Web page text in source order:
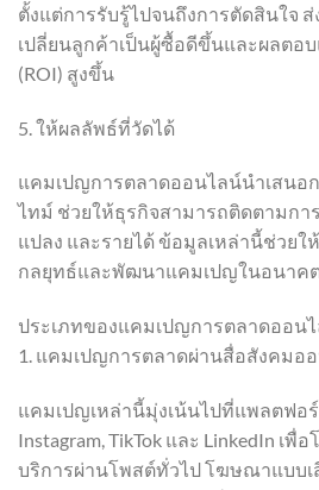
ตั้งแต่การรับรู้ไปจนถึงการตัดสินใจ
เปลี่ยนลูกค้าเป็นผู้ซื้อดีขึ้นและผลตอ
(ROI) สูงขึ้น
5. ให้ผลลัพธ์ที่วัดได้
แคมเปญการตลาดออนไลน์นำเสนอก
ไทม์ ช่วยให้ธุรกิจสามารถติดตามกา
แปลง และรายได้ ข้อมูลเหล่านี้ช่วยใ
กลยุทธ์และพัฒนาแคมเปญในอนาค
ประเภทของแคมเปญการตลาดออน
1. แคมเปญการตลาดผ่านสื่อสังคมอ
แคมเปญเหล่านี้มุ่งเน้นไปที่แพลตฟอร์
Instagram, TikTok และ LinkedIn เ
บริการผ่านโพสต์ทั่วไป โฆษณาแบบเ